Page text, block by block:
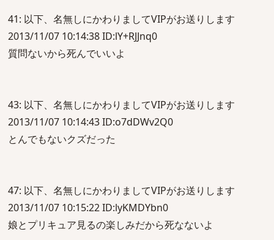
41: 以下、名無しにかわりましてVIPがお送りします
2013/11/07 10:14:38 ID:lY+RJJnq0
質問ないから死んでいいよ
43: 以下、名無しにかわりましてVIPがお送りします
2013/11/07 10:14:43 ID:o7dDWv2Q0
とんでもないクズだった
47: 以下、名無しにかわりましてVIPがお送りします
2013/11/07 10:15:22 ID:lyKMDYbn0
娘とプリキュア見るの楽しみだから死なないよ